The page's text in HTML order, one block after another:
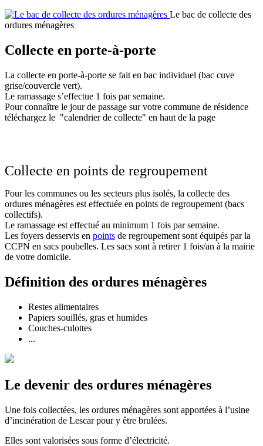
Le bac de collecte des
ordures ménagères
Collecte en porte-à-porte
La collecte en porte-à-porte se fait en bac individuel (bac cuve
grise/couvercle vert).
Le ramassage s’effectue 1 fois par semaine.
Pour connaître le jour de passage sur votre commune de résidence
téléchargez le "calendrier de collecte" en haut de la page
Collecte en points de regroupement
Pour les communes ou les secteurs plus isolés, la collecte des
ordures ménagères est effectuée en points de regroupement (bacs
collectifs).
Le ramassage est effectué au minimum 1 fois par semaine.
Les foyers desservis en points de regroupement sont équipés par la
CCPN en sacs poubelles. Les sacs sont à retirer 1 fois/an à la mairie
de votre domicile.
Définition des ordures ménagères
Restes alimentaires
Papiers souillés, gras et humides
Couches-culottes
...
Le devenir des ordures ménagères
Une fois collectées, les ordures ménagères sont apportées à l’usine
d’incinération de Lescar pour y être brulées.
Elles sont valorisées sous forme d’électricité.